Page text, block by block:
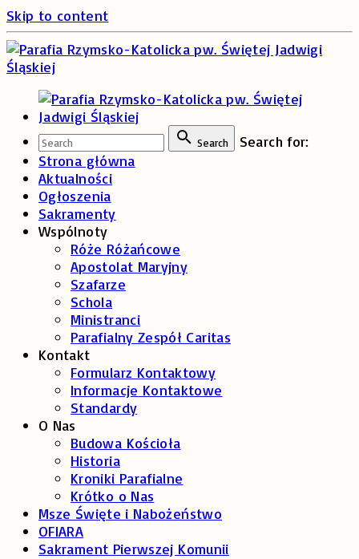
Skip to content
Search
Search for:
Strona główna
Aktualności
Ogłoszenia
Sakramenty
Wspólnoty
Róże Różańcowe
Apostolat Maryjny
Szafarze
Schola
Ministranci
Parafialny Zespół Caritas
Kontakt
Formularz Kontaktowy
Informacje Kontaktowe
Standardy
O Nas
Budowa Kościoła
Historia
Kroniki Parafialne
Krótko o Nas
Msze Święte i Nabożeństwo
OFIARA
Sakrament Pierwszej Komunii